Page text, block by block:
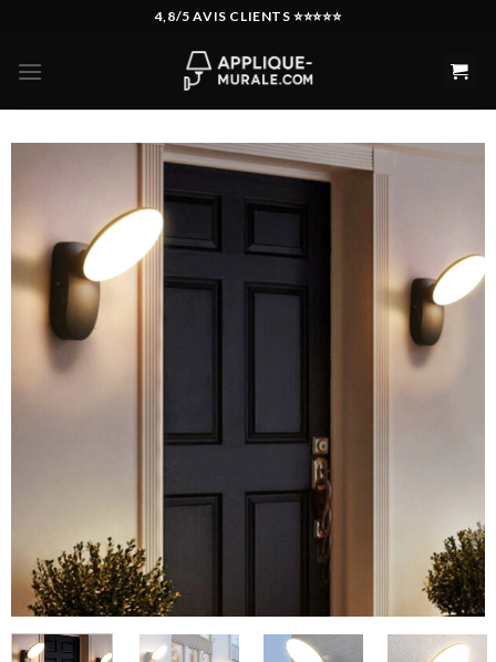
content
4,8/5 AVIS CLIENTS ⭐️⭐️⭐️⭐️⭐️